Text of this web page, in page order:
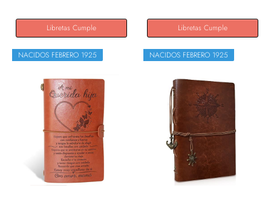
Libretas Cumple Libretas Cumple
NACIDOS FEBRERO 1925 NACIDOS FEBRERO 1925